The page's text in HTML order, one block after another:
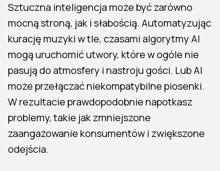
Sztuczna inteligencja może być zarówno
mocną stroną, jak i słabością. Automatyzując
kurację muzyki w tle, czasami algorytmy AI
mogą uruchomić utwory, które w ogóle nie
pasują do atmosfery i nastroju gości. Lub AI
może przełączać niekompatybilne piosenki.
W rezultacie prawdopodobnie napotkasz
problemy, takie jak zmniejszone
zaangażowanie konsumentów i zwiększone
odejścia.